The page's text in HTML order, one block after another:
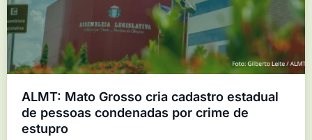
ALMT: Mato Grosso cria cadastro estadual
de pessoas condenadas por crime de
estupro